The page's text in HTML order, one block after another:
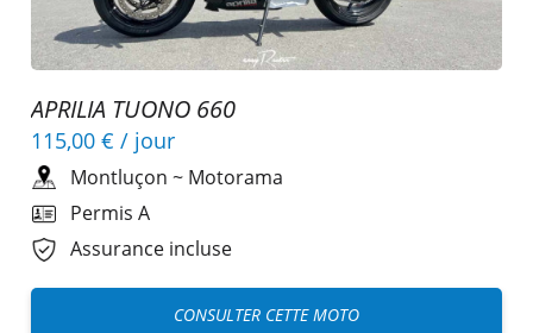
APRILIA TUONO 660
115,00 € / jour
Montluçon ~ Motorama
Permis A
Assurance incluse
CONSULTER CETTE MOTO